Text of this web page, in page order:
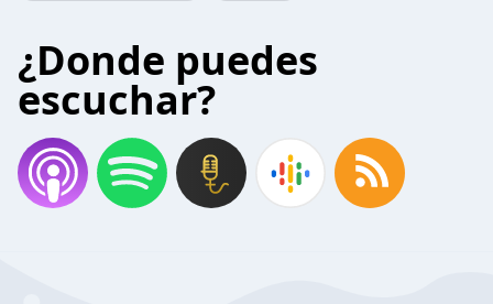
¿Donde puedes
escuchar?